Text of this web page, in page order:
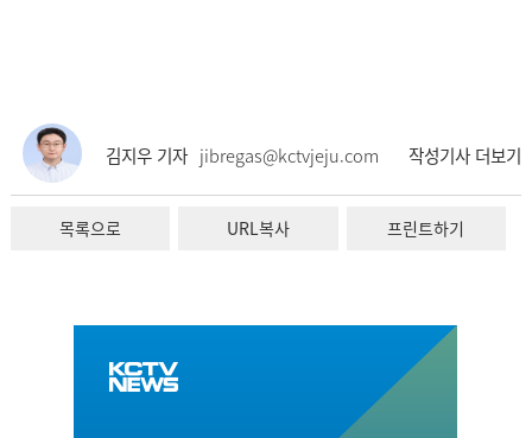
김지우 기자 jibregas@kctvjeju.com 작성기사 더보기
목록으로 URL복사 프린트하기